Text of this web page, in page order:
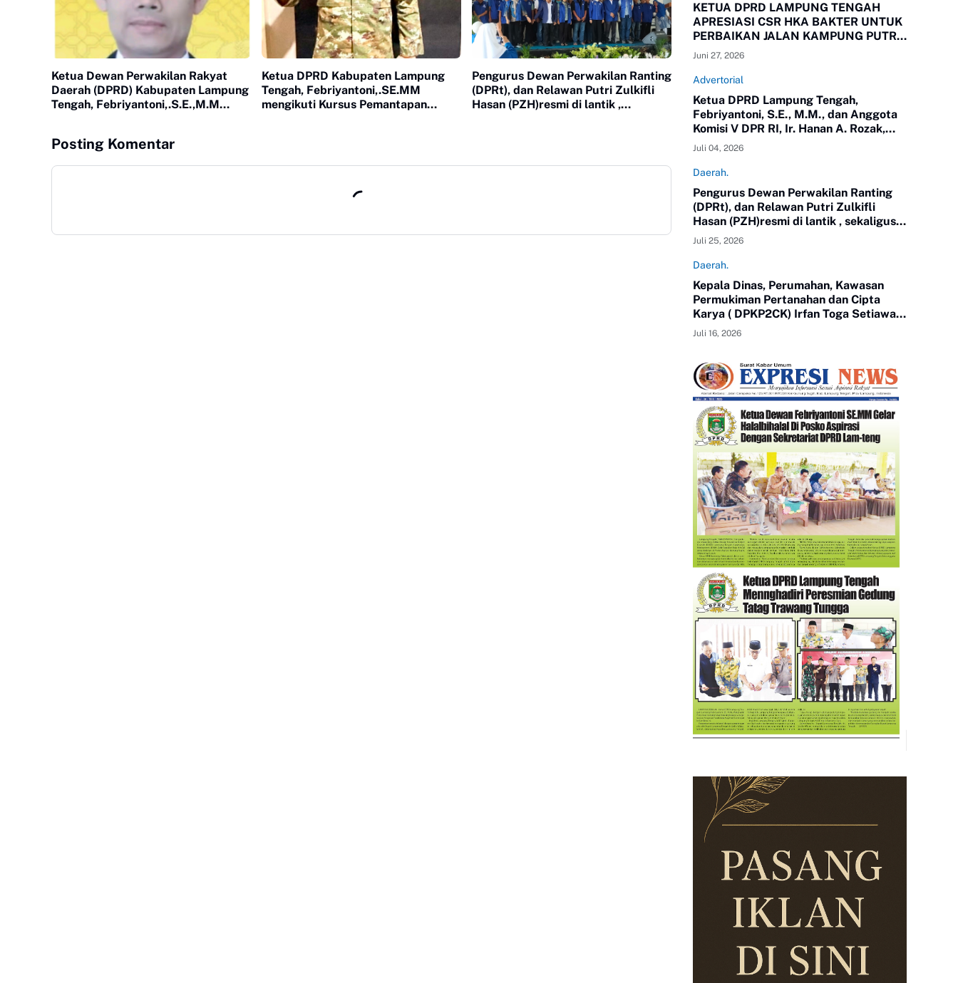
Ketua Dewan Perwakilan Rakyat
Daerah (DPRD) Kabupaten Lampung
Tengah, Febriyantoni,.S.E.,M.M
kerukunan dan toleransi antar umat
Ketua DPRD Kabupaten Lampung
Tengah, Febriyantoni,.SE.MM
mengikuti Kursus Pemantapan
Pengurus Dewan Perwakilan Ranting
(DPRt), dan Relawan Putri Zulkifli
Hasan (PZH)resmi di lantik ,
Posting Komentar
KETUA DPRD LAMPUNG TENGAH
APRESIASI CSR HKA BAKTER UNTUK
PERBAIKAN JALAN KAMPUNG PUTRA
BUYUT
Juni 27, 2026
Advertorial
Ketua DPRD Lampung Tengah,
Febriyantoni, S.E., M.M., dan Anggota
Komisi V DPR RI, Ir. Hanan A. Rozak,
M.S.,yang juga Ketua Partai Golkar
Propinsi Lampung meninjau langsung
jalan di Kampung Putra Buyut,
Kecamatan Gunung Sugih.
Juli 04, 2026
Daerah.
Pengurus Dewan Perwakilan Ranting
(DPRt), dan Relawan Putri Zulkifli
Hasan (PZH)resmi di lantik , sekaligus
Rapat Kerja Daerah (Rakerda) Tahun
2026 di Gedung Sesat Kota
Pemerintah Kota Metro
Juli 25, 2026
Daerah.
Kepala Dinas, Perumahan, Kawasan
Permukiman Pertanahan dan Cipta
Karya ( DPKP2CK) Irfan Toga Setiawan,
SE.MM, mengikuti Pendidikan
Kepemimpinan Nasional ( PKN) Tingkat
Juli 16, 2026